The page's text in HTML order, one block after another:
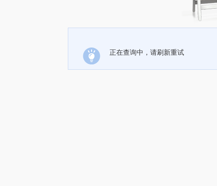
正在查询中，请刷新重试